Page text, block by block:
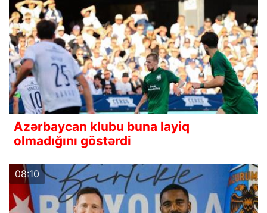
Azərbaycan klubu buna layiq
olmadığını göstərdi
08:10